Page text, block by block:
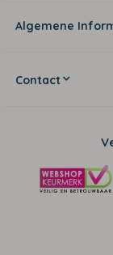
Algemene
Contact